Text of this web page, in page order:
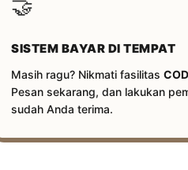
🤝
SISTEM BAYAR DI TEMPAT
Masih ragu? Nikmati fasilitas
Pesan sekarang, dan lakukan
sudah Anda terima.